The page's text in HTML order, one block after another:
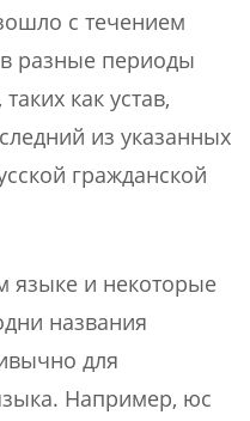
с течением
разные периоды
как устав,
из указанных
гражданской
языке и некоторые
названия
для
Например, юс